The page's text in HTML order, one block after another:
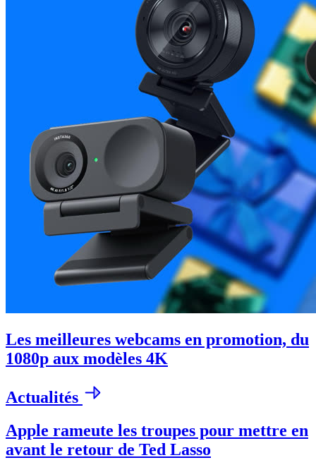
Les meilleures webcams en promotion, du
1080p aux modèles 4K
Actualités
Apple rameute les troupes pour mettre en
avant le retour de Ted Lasso